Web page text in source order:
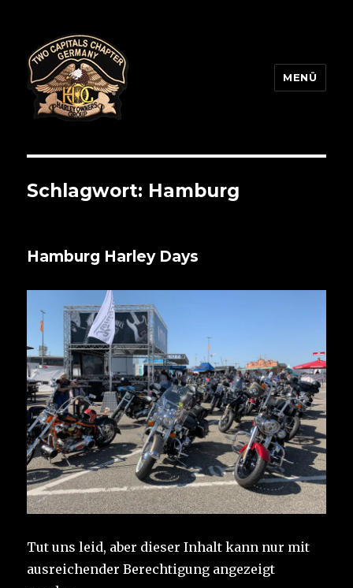
MENÜ
Schlagwort: Hamburg
Hamburg Harley Days
Tut uns leid, aber dieser Inhalt kann nur mit
ausreichender Berechtigung angezeigt